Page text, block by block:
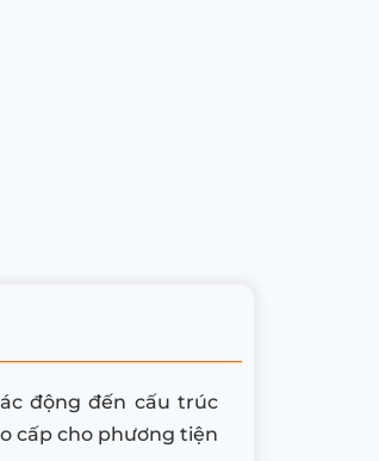
động đến cấu trúc
cấp cho phương tiện